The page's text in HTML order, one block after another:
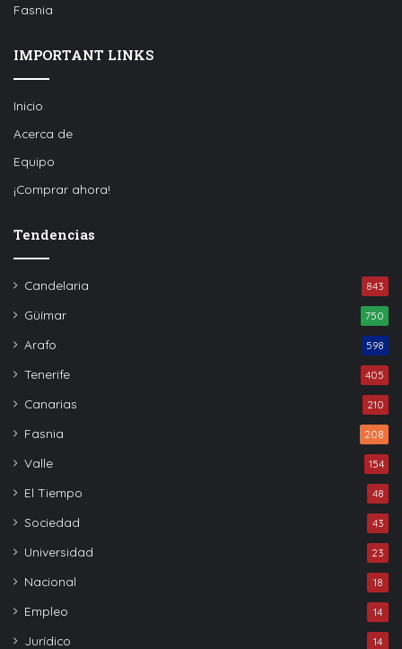
Fasnia
IMPORTANT LINKS
Inicio
Acerca de
Equipo
¡Comprar ahora!
Tendencias
Candelaria 843
Güímar 750
Arafo 598
Tenerife 405
Canarias 210
Fasnia 208
Valle 154
El Tiempo 48
Sociedad 43
Universidad 23
Nacional 18
Empleo 14
Jurídico 14